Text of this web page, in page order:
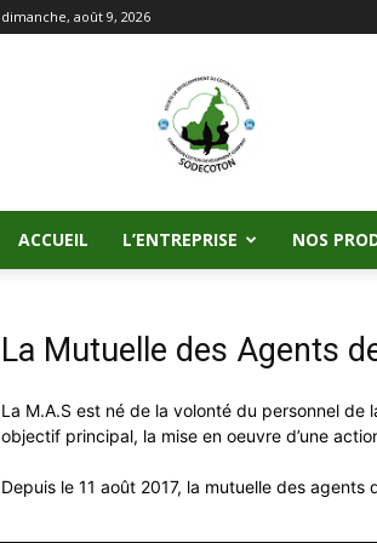
dimanche, août 9, 2026
SODECOTON
ACCUEIL L’ENTREPRISE NOS
La Mutuelle des Agents
La M.A.S est né de la volonté du personnel de
objectif principal, la mise en oeuvre d’une
Depuis le 11 août 2017, la mutuelle des agents